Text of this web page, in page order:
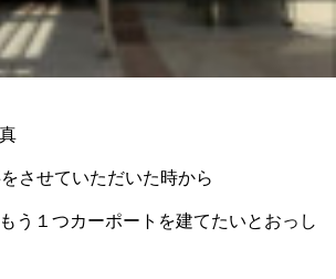
させていただいた時から
う１つカーポートを建てたいとおっし